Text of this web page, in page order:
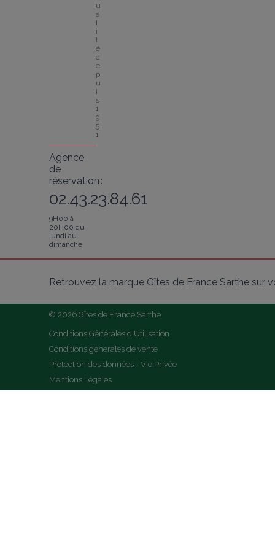
u
a
l
i
t
é
d
e
p
u
i
s
1
9
5
1
Agence
de
réservation :
02.43.23.84.61
9H00 à
20H00 du
lundi au
dimanche
Retrouvez la marque Gîtes de France Sarthe sur
© 2026 Gîtes de France Sarthe
Conditions Générales d'Utilisation
Conditions générales de vente
Protection des données - Vie Privée
Mentions Légales